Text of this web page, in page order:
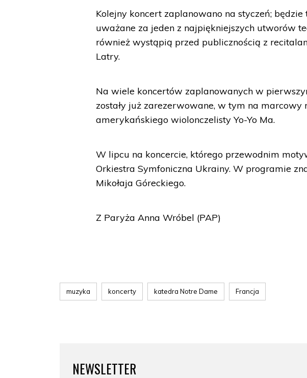
Kolejny koncert zaplanowano na styczeń; będzie
uważane za jeden z najpiękniejszych utworów
również wystąpią przed publicznością z
Latry.
Na wiele koncertów zaplanowanych w
zostały już zarezerwowane, w tym na
amerykańskiego wiolonczelisty Yo-Yo Ma.
W lipcu na koncercie, którego przewodnim
Orkiestra Symfoniczna Ukrainy. W programie
Mikołaja Góreckiego.
Z Paryża Anna Wróbel (PAP)
muzyka koncerty katedra Notre Dame Francja
NEWSLETTER